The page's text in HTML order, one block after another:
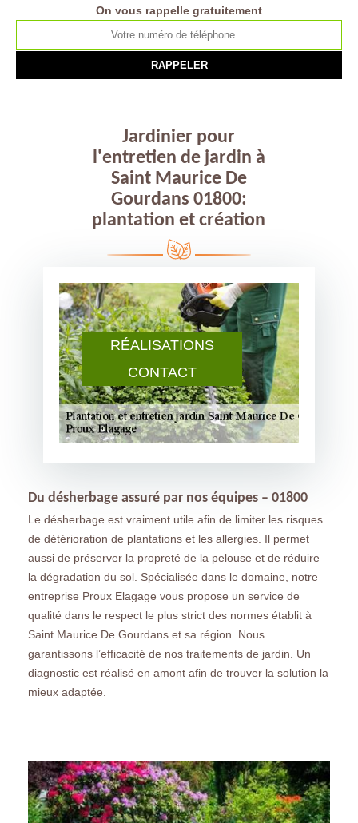
RÉALISATIONS
CONTACT
On vous rappelle gratuitement
Jardinier pour
l'entretien de jardin à
Saint Maurice De
Gourdans 01800:
plantation et création
Du désherbage assuré par nos équipes – 01800
Le désherbage est vraiment utile afin de limiter les risques
de détérioration de plantations et les allergies. Il permet
aussi de préserver la propreté de la pelouse et de réduire
la dégradation du sol. Spécialisée dans le domaine, notre
entreprise Proux Elagage vous propose un service de
qualité dans le respect le plus strict des normes établit à
Saint Maurice De Gourdans et sa région. Nous
garantissons l’efficacité de nos traitements de jardin. Un
diagnostic est réalisé en amont afin de trouver la solution la
mieux adaptée.